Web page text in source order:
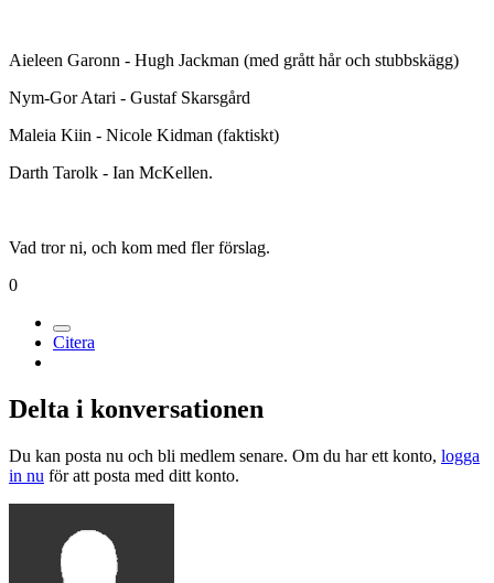
Aieleen Garonn - Hugh Jackman (med grått hår och stubbskägg)
Nym-Gor Atari - Gustaf Skarsgård
Maleia Kiin - Nicole Kidman (faktiskt)
Darth Tarolk - Ian McKellen.
Vad tror ni, och kom med fler förslag.
0
Citera
Delta i konversationen
Du kan posta nu och bli medlem senare. Om du har ett konto, logga
in nu för att posta med ditt konto.